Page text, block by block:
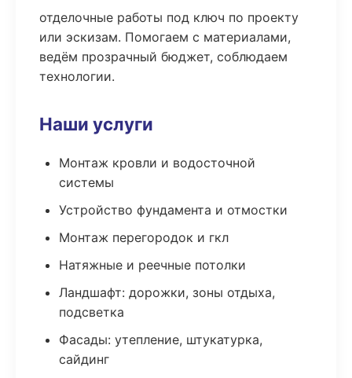
отделочные работы под ключ по проекту
или эскизам. Помогаем с материалами,
ведём прозрачный бюджет, соблюдаем
технологии.
Наши услуги
Монтаж кровли и водосточной
системы
Устройство фундамента и отмостки
Монтаж перегородок и гкл
Натяжные и реечные потолки
Ландшафт: дорожки, зоны отдыха,
подсветка
Фасады: утепление, штукатурка,
сайдинг